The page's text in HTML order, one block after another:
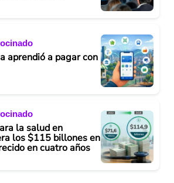
aprendió a pagar con
la salud en
los $115 billones en
en cuatro años